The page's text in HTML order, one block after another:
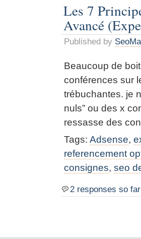
Les 7
Avancé
Published by
Beaucoup de
conférences sur
trébuchantes. je
nuls” ou des x
ressasse des
Tags: Adsense,
referencement
consignes, seo
2 responses so far